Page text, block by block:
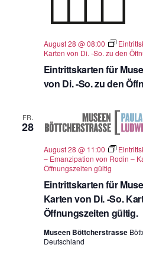
Eintrittskarten für
von Di. -So. zu den
August 28 @ 08:00
Karten von Di. -So. zu den
FR.
28
Eintrittskarten für
Karten von Di. -So.
Öffnungszeiten gültig.
August 28 @ 11:00
– Emanzipation von Rodin –
Öffnungszeiten gültig
Museen Böttcherstrasse
Deutschland